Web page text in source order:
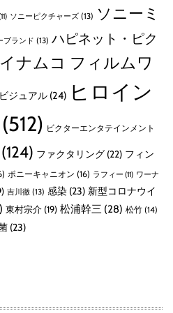
ソニーピクチャーズ (13) ソニーミ
ブランド (13) ハピネット・ピク
ナムコ フィルムワ
ジュアル (24) ヒロイン
(512) ビクターエンタテインメント
(124) ファクタリング (22) フィン
ポニーキャニオン (16) ラフィー (11) ワーナ
吉川徹 (13) 感染 (23) 新型コロナウイ
東村宗介 (19) 松浦幹三 (28) 松竹 (14)
(23)